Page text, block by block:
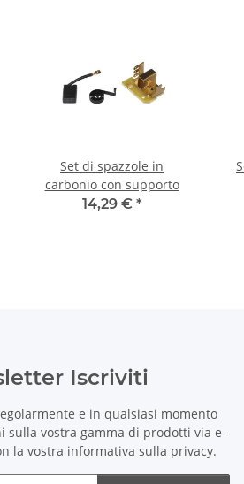
Set di spazzole in
carbonio con supporto
14,29 € *
Iscriviti
e in qualsiasi momento
sulla vostra gamma di prodotti via e-
la vostra informativa sulla privacy.